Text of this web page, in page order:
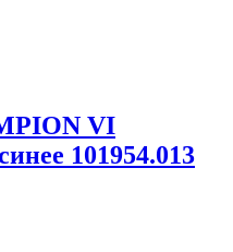
VI
101954.013